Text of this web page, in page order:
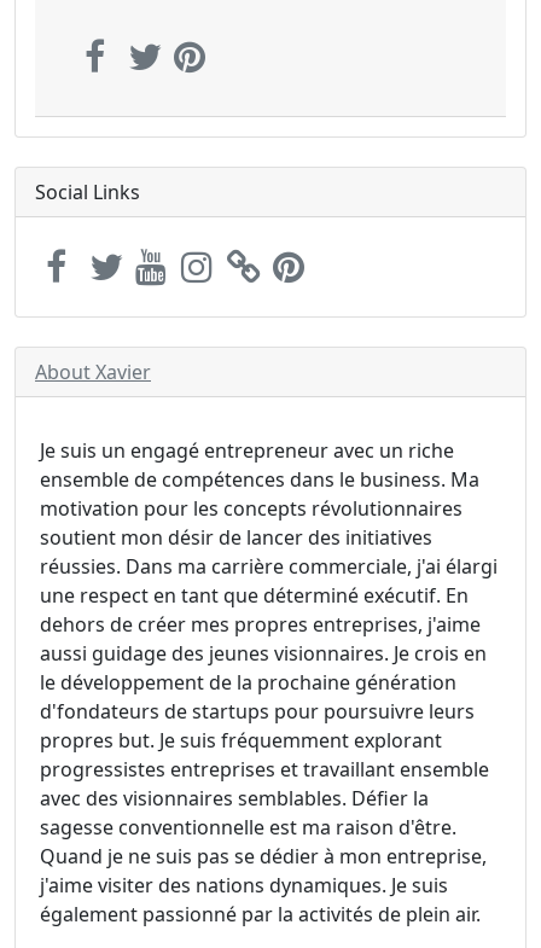
Social Links
About Xavier
Je suis un engagé entrepreneur avec un riche
ensemble de compétences dans le business. Ma
motivation pour les concepts révolutionnaires
soutient mon désir de lancer des initiatives
réussies. Dans ma carrière commerciale, j'ai élargi
une respect en tant que déterminé exécutif. En
dehors de créer mes propres entreprises, j'aime
aussi guidage des jeunes visionnaires. Je crois en
le développement de la prochaine génération
d'fondateurs de startups pour poursuivre leurs
propres but. Je suis fréquemment explorant
progressistes entreprises et travaillant ensemble
avec des visionnaires semblables. Défier la
sagesse conventionnelle est ma raison d'être.
Quand je ne suis pas se dédier à mon entreprise,
j'aime visiter des nations dynamiques. Je suis
également passionné par la activités de plein air.